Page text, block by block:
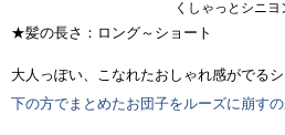
くしゃっとシニヨ
★髪の長さ：ロング～ショート
大人っぽい、こなれたおしゃれ感がでるシ
下の方でまとめたお団子をルーズに崩すの